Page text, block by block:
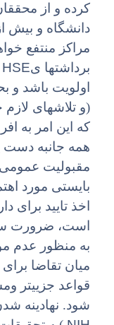
کرده و از
دانشگاه و بیش
مراکز منتفع
برداشتها یHSE
اولویت باشد و
(و تلاشهای
که این امر به
همه جانبه دست
مقبولیت
بایستی مورد
اخذ تایید برای
است، ضرورت
به منظور عدم
میان تقاضا برای
قواعد جزییتر
شود. نهادینه